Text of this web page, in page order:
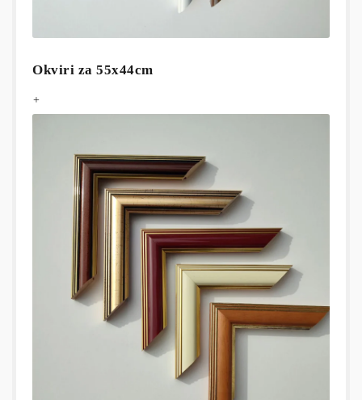
Okviri za 55x44cm
+